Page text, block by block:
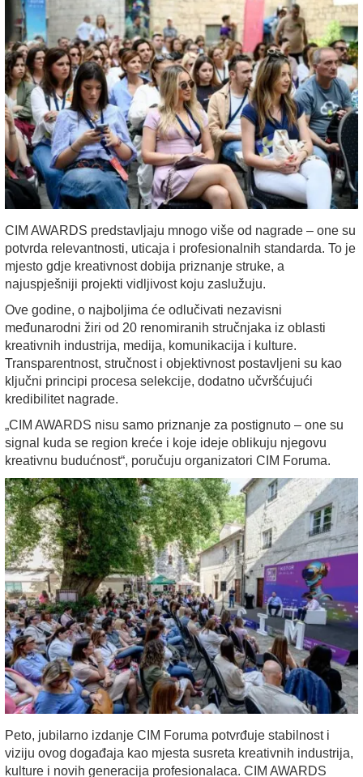
CIM AWARDS predstavljaju mnogo više od nagrade – one su
potvrda relevantnosti, uticaja i profesionalnih standarda. To je
mjesto gdje kreativnost dobija priznanje struke, a
najuspješniji projekti vidljivost koju zaslužuju.
Ove godine, o najboljima će odlučivati nezavisni
međunarodni žiri od 20 renomiranih stručnjaka iz oblasti
kreativnih industrija, medija, komunikacija i kulture.
Transparentnost, stručnost i objektivnost postavljeni su kao
ključni principi procesa selekcije, dodatno učvršćujući
kredibilitet nagrade.
„CIM AWARDS nisu samo priznanje za postignuto – one su
signal kuda se region kreće i koje ideje oblikuju njegovu
kreativnu budućnost“, poručuju organizatori CIM Foruma.
Peto, jubilarno izdanje CIM Foruma potvrđuje stabilnost i
viziju ovog događaja kao mjesta susreta kreativnih industrija,
kulture i novih generacija profesionalaca. CIM AWARDS